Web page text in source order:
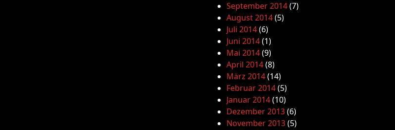
September 2014(7)
August 2014(5)
Juli 2014(6)
Juni 2014(1)
Mai 2014(9)
April 2014(8)
März 2014(14)
Februar 2014(5)
Januar 2014(10)
Dezember 2013(6)
November 2013(5)